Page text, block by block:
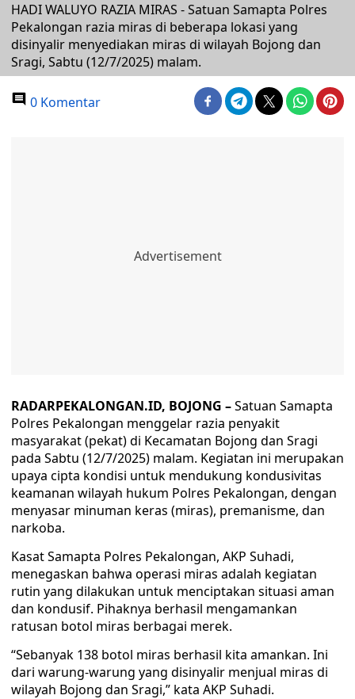
HADI WALUYO RAZIA MIRAS - Satuan Samapta Polres
Pekalongan razia miras di beberapa lokasi yang
disinyalir menyediakan miras di wilayah Bojong dan
Sragi, Sabtu (12/7/2025) malam.
0 Komentar
RADARPEKALONGAN.ID, BOJONG –Satuan Samapta
Polres Pekalongan menggelar razia penyakit
masyarakat (pekat) di Kecamatan Bojong dan Sragi
pada Sabtu (12/7/2025) malam. Kegiatan ini merupakan
upaya cipta kondisi untuk mendukung kondusivitas
keamanan wilayah hukum Polres Pekalongan, dengan
menyasar minuman keras (miras), premanisme, dan
narkoba.
Kasat Samapta Polres Pekalongan, AKP Suhadi,
menegaskan bahwa operasi miras adalah kegiatan
rutin yang dilakukan untuk menciptakan situasi aman
dan kondusif. Pihaknya berhasil mengamankan
ratusan botol miras berbagai merek.
“Sebanyak 138 botol miras berhasil kita amankan. Ini
dari warung-warung yang disinyalir menjual miras di
wilayah Bojong dan Sragi,” kata AKP Suhadi.